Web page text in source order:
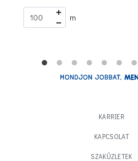
m
KARRIER
KAPCSOLAT
SZAKÜZLETEK